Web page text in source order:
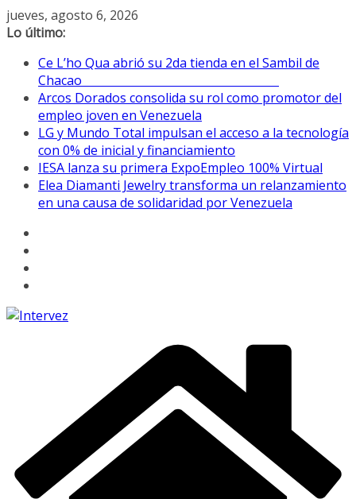
Saltar
al
jueves, agosto 6, 2026
Lo último:
Ce L’ho Qua abrió su 2da tienda en el Sambil de
Chacao
Arcos Dorados consolida su rol como promotor del
empleo joven en Venezuela
LG y Mundo Total impulsan el acceso a la tecnología
con 0% de inicial y financiamiento
IESA lanza su primera ExpoEmpleo 100% Virtual
Elea Diamanti Jewelry transforma un relanzamiento
en una causa de solidaridad por Venezuela